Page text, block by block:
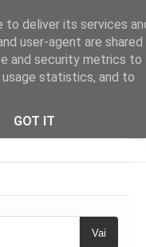
Vai
to deliver its services
user-agent are shared
and security metrics to
statistics, and to
GOT IT